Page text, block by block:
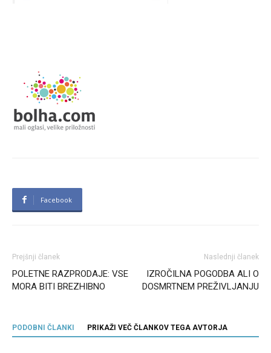
Facebook
Prejšnji članek
POLETNE RAZPRODAJE: VSE
MORA BITI BREZHIBNO
Naslednji članek
IZROČILNA POGODBA ALI O
DOSMRTNEM PREŽIVLJANJU
PODOBNI ČLANKI PRIKAŽI VEČ ČLANKOV TEGA AVTORJA